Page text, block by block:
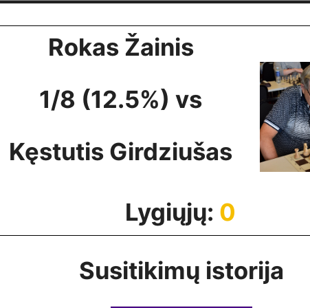
Rokas Žainis
1/8 (12.5%) vs
Kęstutis Girdziušas
Lygiųjų: 0
Susitikimų istorija